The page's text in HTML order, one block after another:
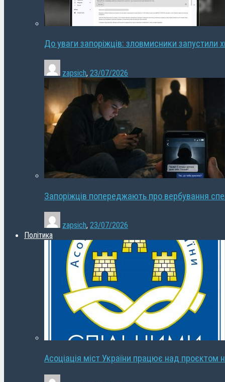
До уваги запоріжців: зловмисники запустили
zapsich, 23/07/2026
Запоріжців попереджають про вербування
zapsich, 23/07/2026
Політика
Асоціація міст України працює над проєктом